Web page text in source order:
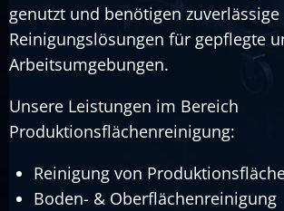
genutzt und benötigen zuverlässige
Reinigungslösungen für gepflegte
Arbeitsumgebungen.
Unsere Leistungen im Bereich
Produktionsflächenreinigung:
Reinigung von
Boden- & Oberflächenreinigung